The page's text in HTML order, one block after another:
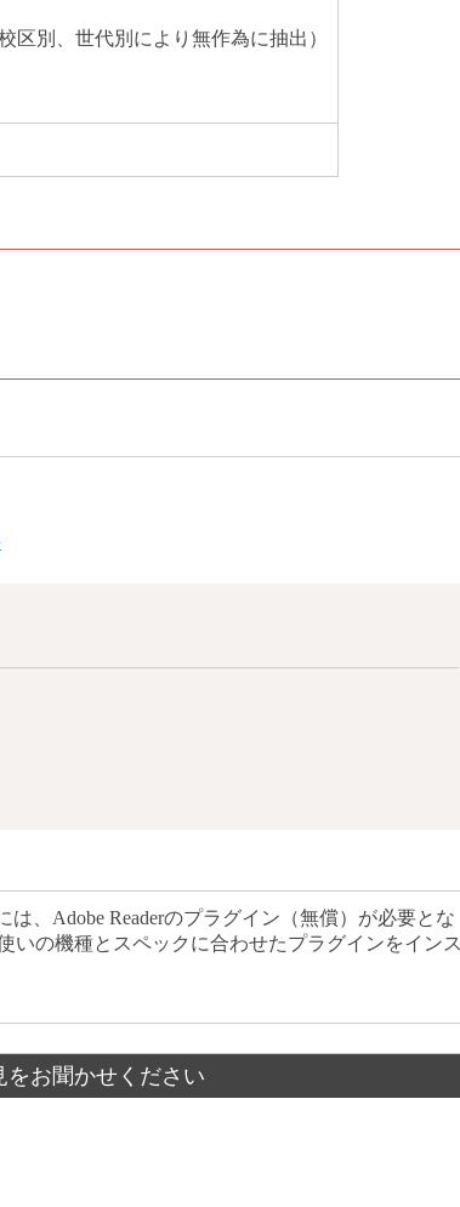
区別、世代別により無作為に抽出）
、Adobe Readerのプラグイン（無償）が必要とな
いの機種とスペックに合わせたプラグインをインス
お聞かせください